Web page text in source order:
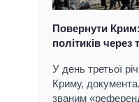
Повернути
політиків через
У день третьої
Криму,
званим